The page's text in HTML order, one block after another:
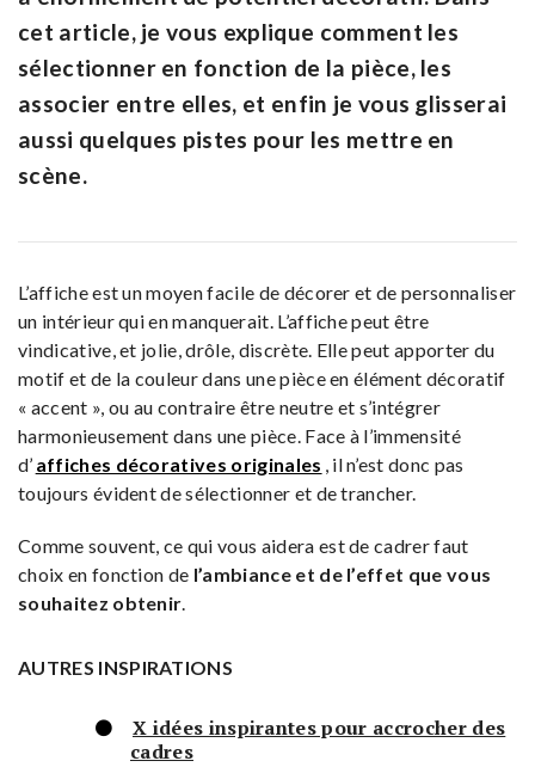
cet article, je vous explique comment les
sélectionner en fonction de la pièce, les
associer entre elles, et enfin je vous glisserai
aussi quelques pistes pour les mettre en
scène.
L’affiche est un moyen facile de décorer et de personnaliser
un intérieur qui en manquerait. L’affiche peut être
vindicative, et jolie, drôle, discrète. Elle peut apporter du
motif et de la couleur dans une pièce en élément décoratif
« accent », ou au contraire être neutre et s’intégrer
harmonieusement dans une pièce. Face à l’immensité
d’ affiches décoratives originales , il n’est donc pas
toujours évident de sélectionner et de trancher.
Comme souvent, ce qui vous aidera est de cadrer faut
choix en fonction de l’ambiance et de l’effet que vous
souhaitez obtenir.
AUTRES INSPIRATIONS
X idées inspirantes pour accrocher des
cadres